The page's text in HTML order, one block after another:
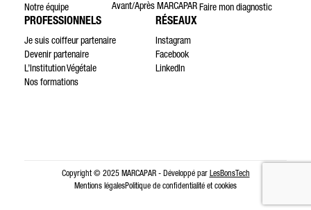
Notre équipe
Avant/Après MARCAPAR Faire mon diagnostic
PROFESSIONNELS
Je suis coiffeur partenaire
Devenir partenaire
L’Institution Végétale
Nos formations
RÉSEAUX
Instagram
Facebook
LinkedIn
Copyright © 2025 MARCAPAR - Développé par LesBonsTech
Mentions légalesPolitique de confidentialité et cookies